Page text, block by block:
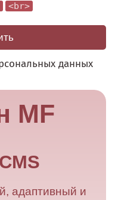
<br>
данных
MF
адаптивный и